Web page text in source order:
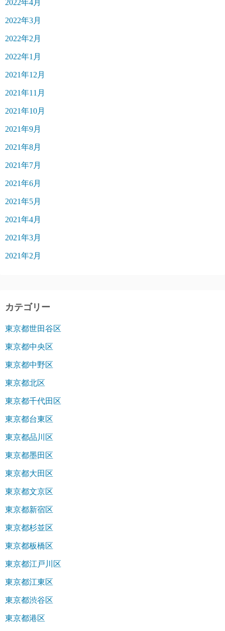
2022年4月
2022年3月
2022年2月
2022年1月
2021年12月
2021年11月
2021年10月
2021年9月
2021年8月
2021年7月
2021年6月
2021年5月
2021年4月
2021年3月
2021年2月
カテゴリー
東京都世田谷区
東京都中央区
東京都中野区
東京都北区
東京都千代田区
東京都台東区
東京都品川区
東京都墨田区
東京都大田区
東京都文京区
東京都新宿区
東京都杉並区
東京都板橋区
東京都江戸川区
東京都江東区
東京都渋谷区
東京都港区